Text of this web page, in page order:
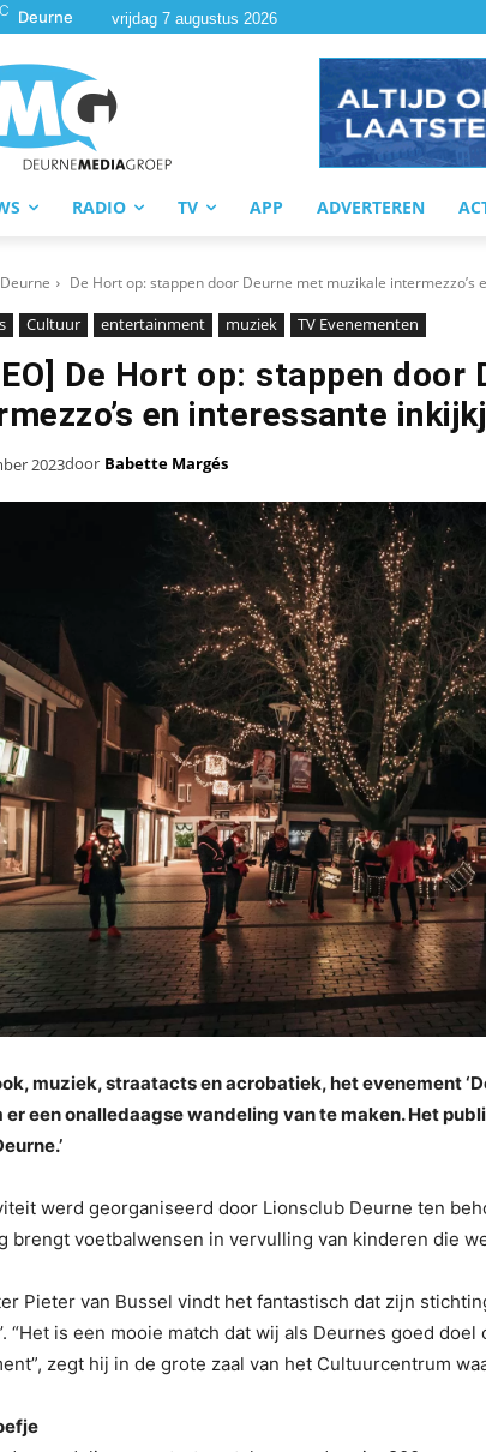
C Deurne vrijdag 7 augustus 2026
RADIO TV APP ADVERTEREN
De Hort op: stappen door Deurne met muzikale intermezzo’s
Cultuur entertainment muziek TV Evenementen
De Hort op: stappen door
en interessante
2023door Babette Margés
muziek, straatacts en acrobatiek, het evenement
er een onalledaagse wandeling van te maken. Het
werd georganiseerd door Lionsclub Deurne ten
brengt voetbalwensen in vervulling van kinderen die
Pieter van Bussel vindt het fantastisch dat zijn
“Het is een mooie match dat wij als Deurnes goed
zegt hij in de grote zaal van het Cultuurcentrum